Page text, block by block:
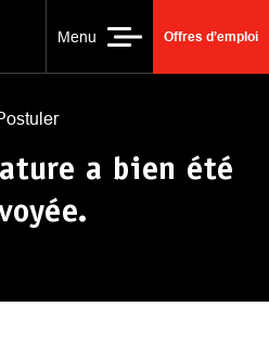
Menu Offres d’emploi
a bien été